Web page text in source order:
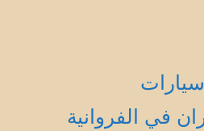
في الفروانية